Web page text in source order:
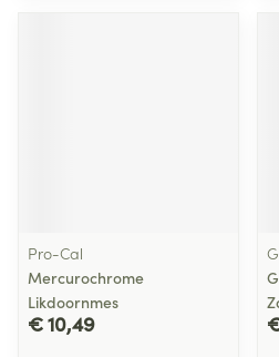
Pro-Cal
Mercurochrome
Likdoornmes
€ 10,49